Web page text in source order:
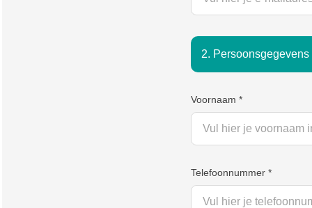
2. Persoonsgegevens
Voornaam*
Telefoonnummer*